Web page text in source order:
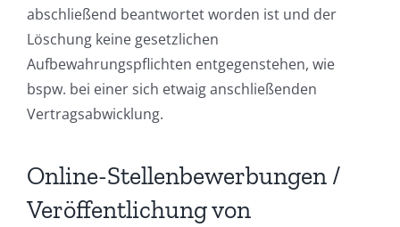
abschließend beantwortet worden ist und der
Löschung keine gesetzlichen
Aufbewahrungspflichten entgegenstehen, wie
bspw. bei einer sich etwaig anschließenden
Vertragsabwicklung.
Online-Stellenbewerbungen /
Veröffentlichung von